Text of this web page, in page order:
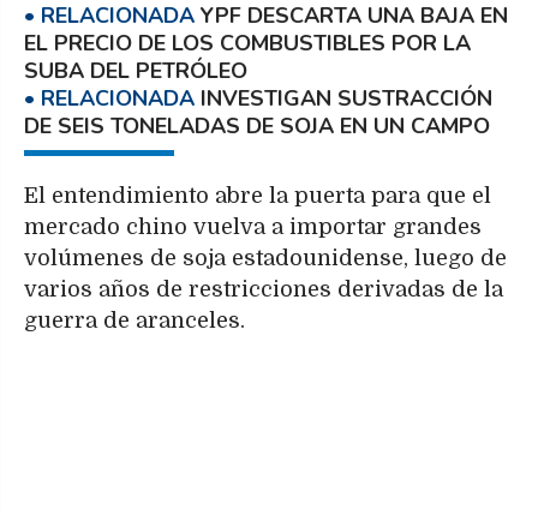
YPF DESCARTA UNA BAJA EN
EL PRECIO DE LOS COMBUSTIBLES POR LA
SUBA DEL PETRÓLEO
INVESTIGAN SUSTRACCIÓN
DE SEIS TONELADAS DE SOJA EN UN CAMPO
El entendimiento abre la puerta para que el
mercado chino vuelva a importar grandes
volúmenes de soja estadounidense, luego de
varios años de restricciones derivadas de la
guerra de aranceles.